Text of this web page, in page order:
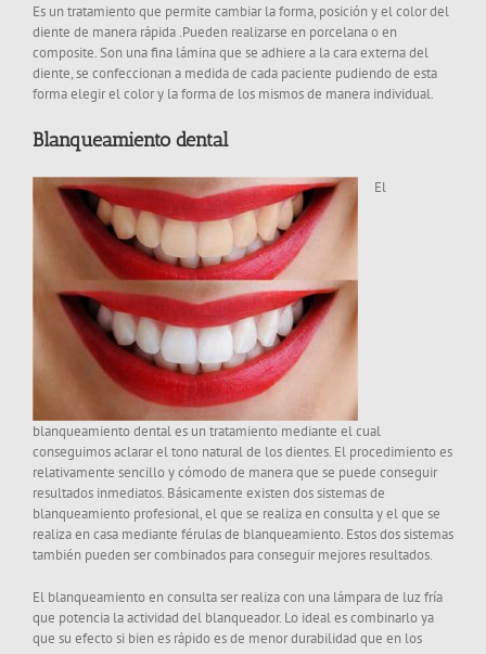
Es un tratamiento que permite cambiar la forma, posición y el color del
diente de manera rápida .Pueden realizarse en porcelana o en
composite. Son una fina lámina que se adhiere a la cara externa del
diente, se confeccionan a medida de cada paciente pudiendo de esta
forma elegir el color y la forma de los mismos de manera individual.
Blanqueamiento dental
El
blanqueamiento dental es un tratamiento mediante el cual
conseguimos aclarar el tono natural de los dientes. El procedimiento es
relativamente sencillo y cómodo de manera que se puede conseguir
resultados inmediatos. Básicamente existen dos sistemas de
blanqueamiento profesional, el que se realiza en consulta y el que se
realiza en casa mediante férulas de blanqueamiento. Estos dos sistemas
también pueden ser combinados para conseguir mejores resultados.
El blanqueamiento en consulta ser realiza con una lámpara de luz fría
que potencia la actividad del blanqueador. Lo ideal es combinarlo ya
que su efecto si bien es rápido es de menor durabilidad que en los